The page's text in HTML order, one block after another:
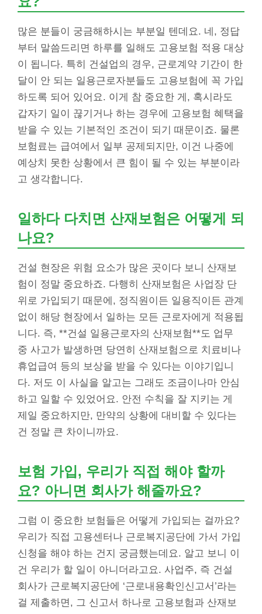
많은 분들이 궁금해하시는 부분일 텐데요. 네, 정답
부터 말씀드리면 하루를 일해도 고용보험 적용 대상
이 됩니다. 특히 건설업의 경우, 근로계약 기간이 한
달이 안 되는 일용근로자분들도 고용보험에 꼭 가입
하도록 되어 있어요. 이게 참 중요한 게, 혹시라도
갑자기 일이 끊기거나 하는 경우에 고용보험 혜택을
받을 수 있는 기본적인 조건이 되기 때문이죠. 물론
보험료는 급여에서 일부 공제되지만, 이건 나중에
예상치 못한 상황에서 큰 힘이 될 수 있는 부분이라
고 생각합니다.
일하다 다치면 산재보험은 어떻게 되
나요?
건설 현장은 위험 요소가 많은 곳이다 보니 산재보
험이 정말 중요하죠. 다행히 산재보험은 사업장 단
위로 가입되기 때문에, 정직원이든 일용직이든 관계
없이 해당 현장에서 일하는 모든 근로자에게 적용됩
니다. 즉, **건설 일용근로자의 산재보험**도 업무
중 사고가 발생하면 당연히 산재보험으로 치료비나
휴업급여 등의 보상을 받을 수 있다는 이야기입니
다. 저도 이 사실을 알고는 그래도 조금이나마 안심
하고 일할 수 있었어요. 안전 수칙을 잘 지키는 게
제일 중요하지만, 만약의 상황에 대비할 수 있다는
건 정말 큰 차이니까요.
보험 가입, 우리가 직접 해야 할까
요? 아니면 회사가 해줄까요?
그럼 이 중요한 보험들은 어떻게 가입되는 걸까요?
우리가 직접 고용센터나 근로복지공단에 가서 가입
신청을 해야 하는 건지 궁금했는데요. 알고 보니 이
건 우리가 할 일이 아니더라고요. 사업주, 즉 건설
회사가 근로복지공단에 ‘근로내용확인신고서’라는
걸 제출하면, 그 신고서 하나로 고용보험과 산재보